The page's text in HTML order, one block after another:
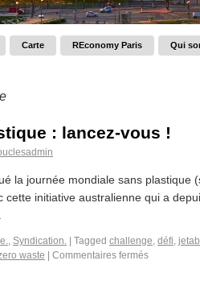
Carte REconomy Paris Qui
: lancez-vous !
la journée mondiale sans plastique
cette initiative australienne qui a
, Syndication. Tagged challenge, défi,
waste Commentaires fermés